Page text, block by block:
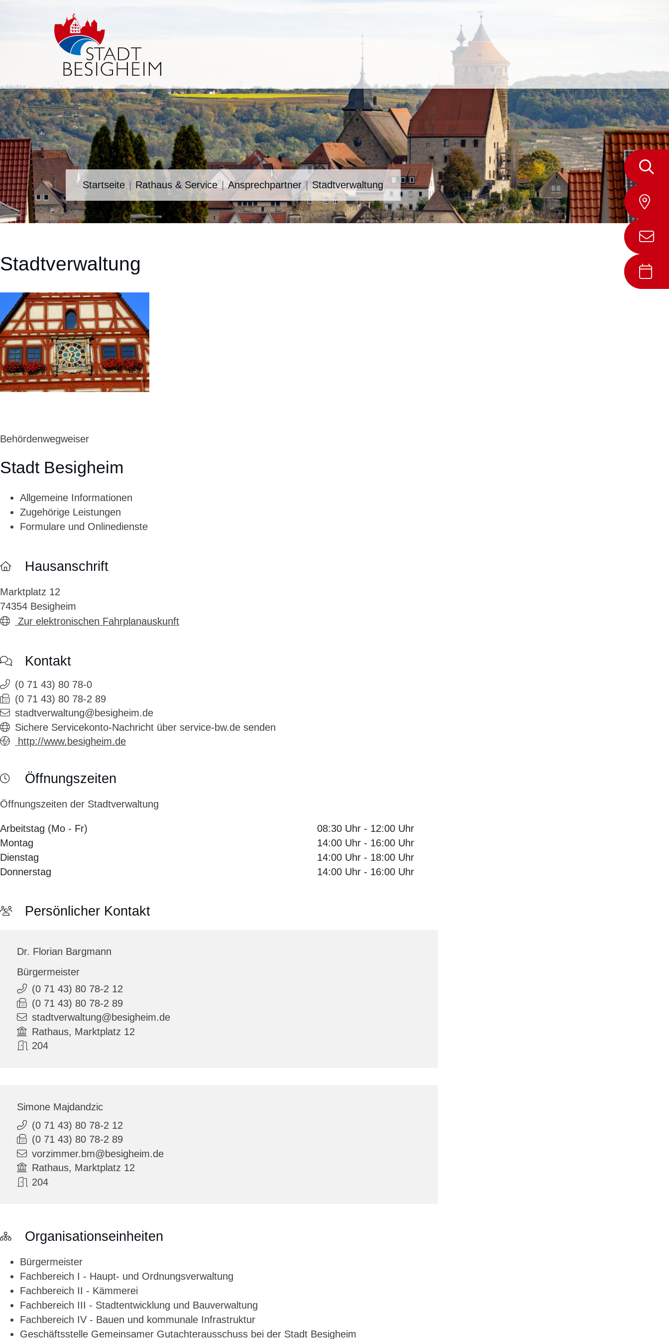
Startseite Rathaus & Service Ansprechpartner Stadtverwaltung
Stadtverwaltung
Behördenwegweiser
Stadt Besigheim
Allgemeine Informationen
Zugehörige Leistungen
Formulare und Onlinedienste
Hausanschrift
Marktplatz 12
74354 Besigheim
Zur elektronischen Fahrplanauskunft
Kontakt
(0 71 43) 80 78-0
(0 71 43) 80 78-2 89
stadtverwaltung@besigheim.de
Sichere Servicekonto-Nachricht über service-bw.de senden
http://www.besigheim.de
Öffnungszeiten
Öffnungszeiten der Stadtverwaltung
Arbeitstag (Mo - Fr) 08:30 Uhr - 12:00 Uhr
Montag
14:00 Uhr - 16:00 Uhr
Dienstag
14:00 Uhr - 18:00 Uhr
Donnerstag
14:00 Uhr - 16:00 Uhr
Persönlicher Kontakt
Dr. Florian Bargmann
Bürgermeister
(0 71 43) 80 78-2 12
(0 71 43) 80 78-2 89
stadtverwaltung@besigheim.de
Rathaus, Marktplatz 12
204
Simone Majdandzic
(0 71 43) 80 78-2 12
(0 71 43) 80 78-2 89
vorzimmer.bm@besigheim.de
Rathaus, Marktplatz 12
204
Organisationseinheiten
Bürgermeister
Fachbereich I - Haupt- und Ordnungsverwaltung
Fachbereich II - Kämmerei
Fachbereich III - Stadtentwicklung und Bauverwaltung
Fachbereich IV - Bauen und kommunale Infrastruktur
Geschäftsstelle Gemeinsamer Gutachterausschuss bei der Stadt Besigheim